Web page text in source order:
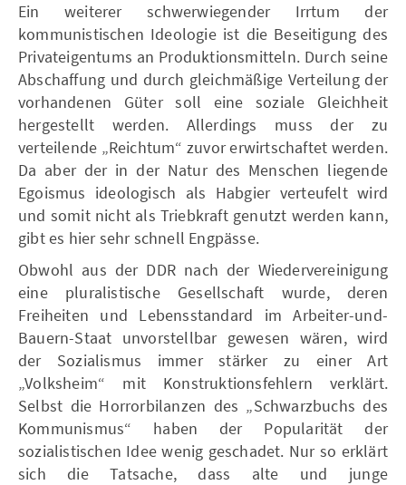
Ein weiterer schwerwiegender Irrtum der
kommunistischen Ideologie ist die Beseitigung des
Privateigentums an Produktionsmitteln. Durch seine
Abschaffung und durch gleichmäßige Verteilung der
vorhandenen Güter soll eine soziale Gleichheit
hergestellt werden. Allerdings muss der zu
verteilende „Reichtum“ zuvor erwirtschaftet werden.
Da aber der in der Natur des Menschen liegende
Egoismus ideologisch als Habgier verteufelt wird
und somit nicht als Triebkraft genutzt werden kann,
gibt es hier sehr schnell Engpässe.
Obwohl aus der DDR nach der Wiedervereinigung
eine pluralistische Gesellschaft wurde, deren
Freiheiten und Lebensstandard im Arbeiter-und-
Bauern-Staat unvorstellbar gewesen wären, wird
der Sozialismus immer stärker zu einer Art
„Volksheim“ mit Konstruktionsfehlern verklärt.
Selbst die Horrorbilanzen des „Schwarzbuchs des
Kommunismus“ haben der Popularität der
sozialistischen Idee wenig geschadet. Nur so erklärt
sich die Tatsache, dass alte und junge